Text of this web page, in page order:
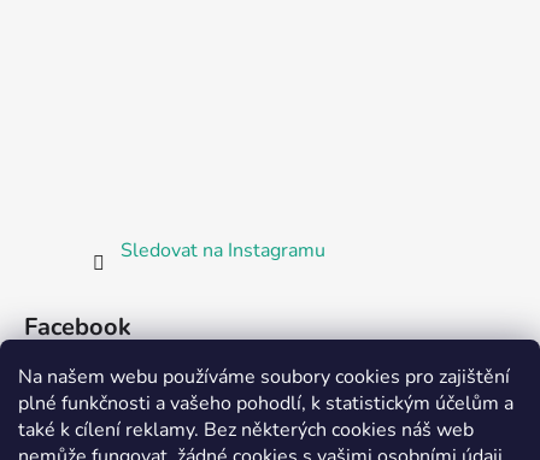
Na našem webu používáme soubory cookies pro zajištění
plné funkčnosti a vašeho pohodlí, k statistickým účelům a
také k cílení reklamy. Bez některých cookies náš web
Sledovat na Instagramu
Facebook